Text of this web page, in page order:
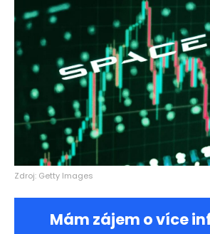
Zdroj: Getty Images
Mám zájem o více